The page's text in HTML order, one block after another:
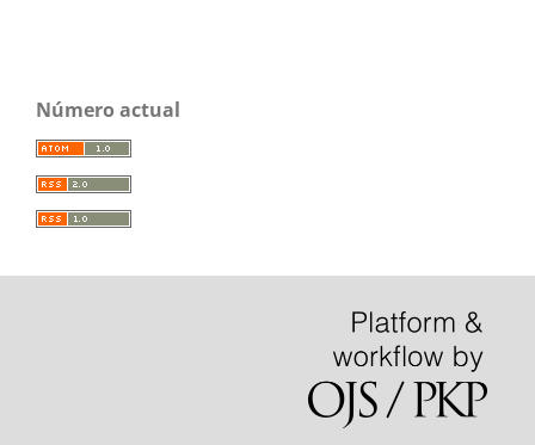
Número actual